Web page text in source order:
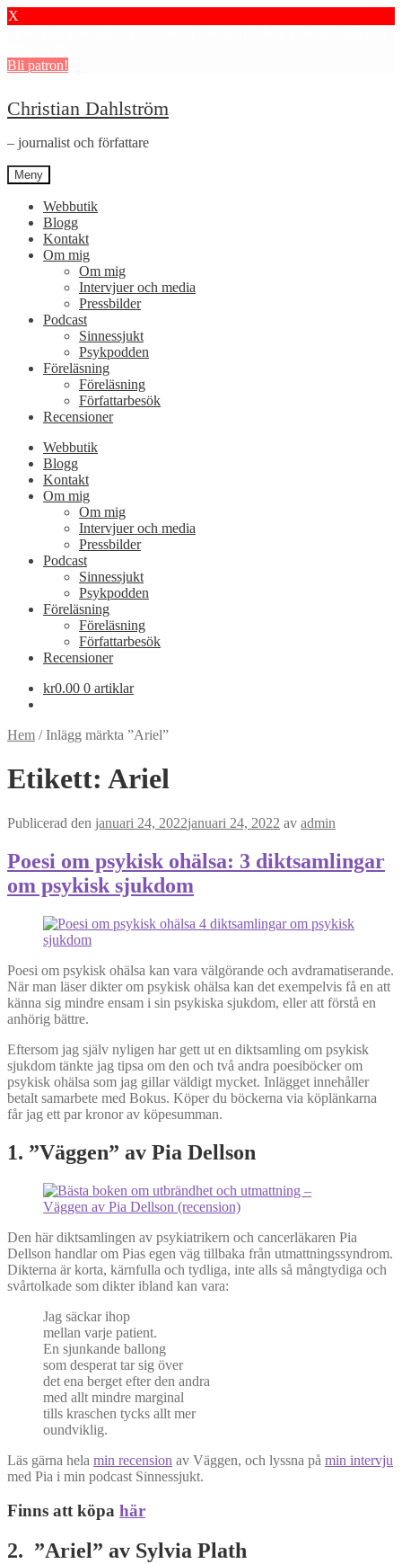
X
Bli patron!
Hoppa
till
navigering
Hoppa
till
innehåll
Christian Dahlström
– journalist och författare
Meny
Webbutik
Blogg
Kontakt
Om mig
Om mig
Intervjuer och media
Pressbilder
Podcast
Sinnessjukt
Psykpodden
Föreläsning
Föreläsning
Författarbesök
Recensioner
Webbutik
Blogg
Kontakt
Om mig
Om mig
Intervjuer och media
Pressbilder
Podcast
Sinnessjukt
Psykpodden
Föreläsning
Föreläsning
Författarbesök
Recensioner
kr0.00 0 artiklar
Hem /Inlägg märkta ”Ariel”
Etikett: Ariel
Publicerad den januari 24, 2022januari 24, 2022 av admin
Poesi om psykisk ohälsa: 3 diktsamlingar
om psykisk sjukdom
Poesi om psykisk ohälsa kan vara välgörande och avdramatiserande.
När man läser dikter om psykisk ohälsa kan det exempelvis få en att
känna sig mindre ensam i sin psykiska sjukdom, eller att förstå en
anhörig bättre.
Eftersom jag själv nyligen har gett ut en diktsamling om psykisk
sjukdom tänkte jag tipsa om den och två andra poesiböcker om
psykisk ohälsa som jag gillar väldigt mycket. Inlägget innehåller
betalt samarbete med Bokus. Köper du böckerna via köplänkarna
får jag ett par kronor av köpesumman.
1. ”Väggen” av Pia Dellson
Den här diktsamlingen av psykiatrikern och cancerläkaren Pia
Dellson handlar om Pias egen väg tillbaka från utmattningssyndrom.
Dikterna är korta, kärnfulla och tydliga, inte alls så mångtydiga och
svårtolkade som dikter ibland kan vara:
Jag säckar ihop
mellan varje patient.
En sjunkande ballong
som desperat tar sig över
det ena berget efter den andra
med allt mindre marginal
tills kraschen tycks allt mer
oundviklig.
Läs gärna hela min recension av Väggen, och lyssna på min intervju
med Pia i min podcast Sinnessjukt.
Finns att köpa här
2. ”Ariel” av Sylvia Plath